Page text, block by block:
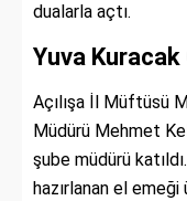
dualarla açtı.
Yuva
Açılışa İl Müftüsü
Müdürü Mehmet
şube müdürü
hazırlanan el